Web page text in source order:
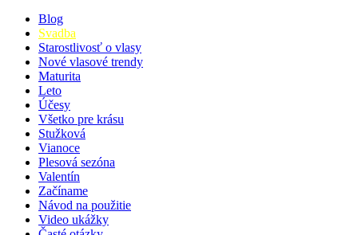
Blog
Svadba
Starostlivosť o vlasy
Nové vlasové trendy
Maturita
Leto
Účesy
Všetko pre krásu
Stužková
Vianoce
Plesová sezóna
Valentín
Začíname
Návod na použitie
Video ukážky